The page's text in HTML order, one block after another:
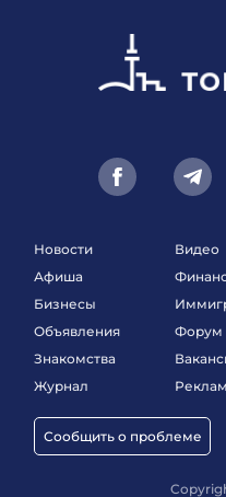
Новости
Афиша
Бизнесы
Объявления
Знакомства
Журнал
Сообщить о проблеме
Видео
Форум